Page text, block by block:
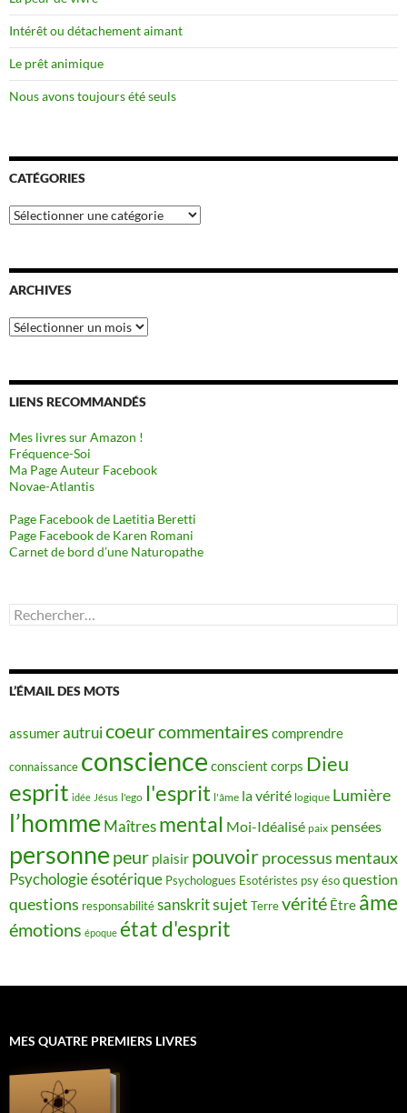
Intérêt ou détachement aimant
Le prêt animique
Nous avons toujours été seuls
CATÉGORIES
Catégories
ARCHIVES
Archives
LIENS RECOMMANDÉS
Mes livres sur Amazon !
Fréquence-Soi
Ma Page Auteur Facebook
Novae-Atlantis
Page Facebook de Laetitia Beretti
Page Facebook de Karen Romani
Carnet de bord d’une Naturopathe
Rechercher :
L’ÉMAIL DES MOTS
assumerautruicoeurcommentaires comprendre
connaissance conscience conscient corps Dieu
esprit idée Jésus l'ego l'esprit l'âme la vérité logique Lumière
l’homme Maîtres mental Moi-Idéalisé paix pensées
personne peur plaisir pouvoirprocessus mentaux
Psychologie ésotérique Psychologues Esotéristes psy ésoquestion
questions responsabilitésanskritsujet Terrevérité Être âme
émotions époque état d'esprit
MES QUATRE PREMIERS LIVRES